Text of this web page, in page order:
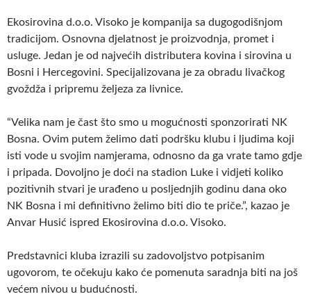
Ekosirovina d.o.o. Visoko je kompanija sa dugogodišnjom
tradicijom. Osnovna djelatnost je proizvodnja, promet i
usluge. Jedan je od najvećih distributera kovina i sirovina u
Bosni i Hercegovini. Specijalizovana je za obradu livačkog
gvoždža i pripremu željeza za livnice.
“Velika nam je čast što smo u mogućnosti sponzorirati NK
Bosna. Ovim putem želimo dati podršku klubu i ljudima koji
isti vode u svojim namjerama, odnosno da ga vrate tamo gdje
i pripada. Dovoljno je doći na stadion Luke i vidjeti koliko
pozitivnih stvari je urađeno u posljednjih godinu dana oko
NK Bosna i mi definitivno želimo biti dio te priče.”, kazao je
Anvar Husić ispred Ekosirovina d.o.o. Visoko.
Predstavnici kluba izrazili su zadovoljstvo potpisanim
ugovorom, te očekuju kako će pomenuta saradnja biti na još
većem nivou u budućnosti.